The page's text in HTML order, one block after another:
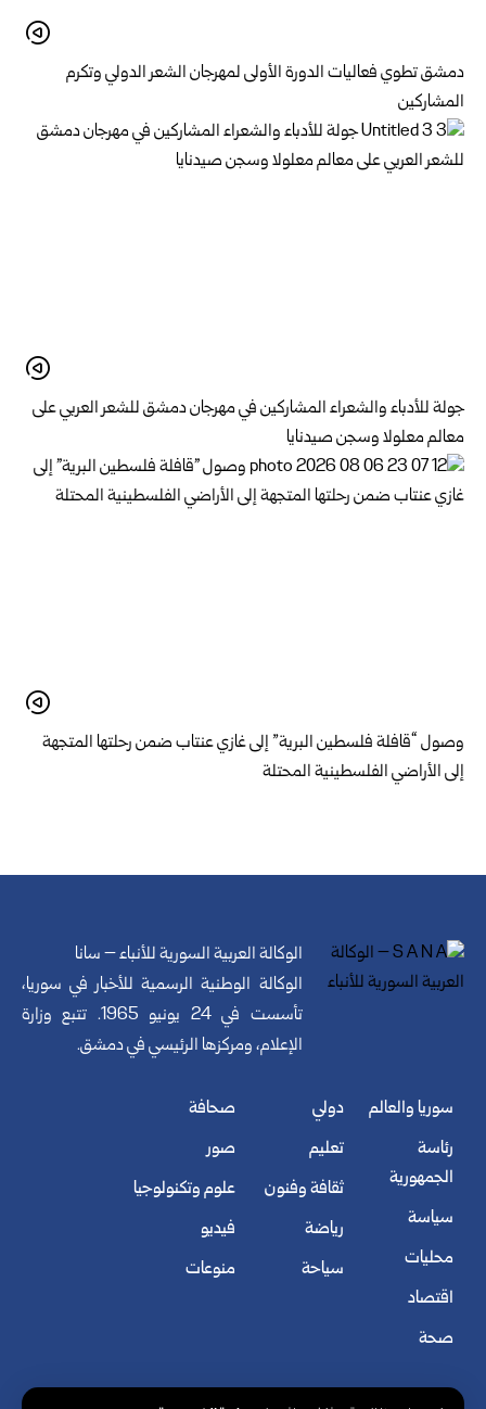
دمشق تطوي فعاليات الدورة الأولى لمهرجان الشعر الدولي وتكرم
المشاركين
جولة للأدباء والشعراء المشاركين في مهرجان دمشق للشعر العربي على
معالم معلولا وسجن صيدنايا
وصول “قافلة فلسطين البرية” إلى غازي عنتاب ضمن رحلتها المتجهة
إلى الأراضي الفلسطينية المحتلة
الوكالة العربية السورية للأنباء – سانا
الوكالة الوطنية الرسمية للأخبار في سوريا،
تأسست في 24 يونيو 1965. تتبع وزارة
الإعلام، ومركزها الرئيسي في دمشق.
سوريا والعالم
رئاسة
الجمهورية
سياسة
محليات
اقتصاد
صحة
دولي
تعليم
ثقافة وفنون
رياضة
سياحة
صحافة
صور
علوم وتكنولوجيا
فيديو
منوعات